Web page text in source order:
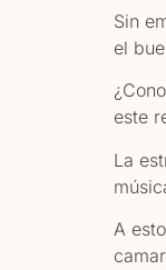
Sin
el
este
La
A